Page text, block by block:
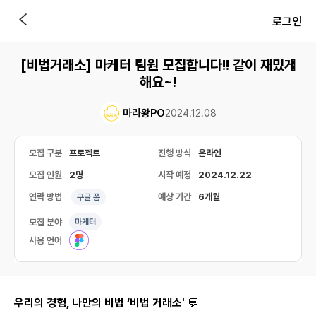
로그인
[비법거래소] 마케터 팀원 모집합니다!! 같이 재밌게
해요~!
마라왕PO2024.12.08
모집 구분 프로젝트 진행 방식 온라인
모집 인원 2명 시작 예정 2024.12.22
연락 방법 구글 폼 예상 기간 6개월
모집 분야 마케터
사용 언어
우리의 경험, 나만의 비법 ‘비법 거래소' 💬